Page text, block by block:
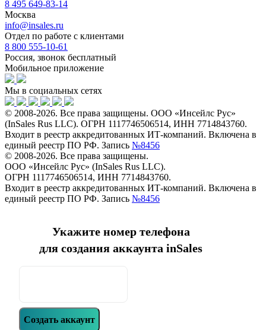
8 495 649-83-14
Москва
info@insales.ru
Отдел по работе с клиентами
8 800 555-10-61
Россия, звонок бесплатный
Мобильное приложение
Мы в социальных сетях
© 2008-2026. Все права защищены. ООО «Инсейлс Рус»
(InSales Rus LLC). ОГРН 1117746506514, ИНН 7714843760.
Входит в реестр аккредитованных ИТ-компаний. Включена в
единый реестр ПО РФ. Запись №8456
© 2008-2026. Все права защищены.
ООО «Инсейлс Рус» (InSales Rus LLC).
ОГРН 1117746506514, ИНН 7714843760.
Входит в реестр аккредитованных ИТ-компаний. Включена в
единый реестр ПО РФ. Запись №8456
Укажите номер телефона
для создания аккаунта inSales
Создать аккаунт